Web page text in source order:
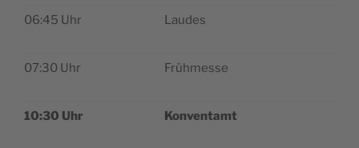
06:45 Uhr Lau­des
07:30 Uhr Früh­mes­se
10:30 Uhr Kon­ven­tamt